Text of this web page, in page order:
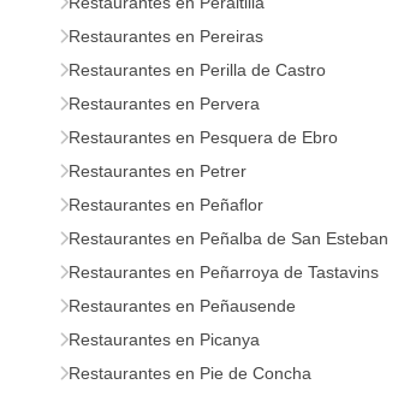
Restaurantes en Pereiras
Restaurantes en Perilla de Castro
Restaurantes en Pervera
Restaurantes en Pesquera de Ebro
Restaurantes en Petrer
Restaurantes en Peñaflor
Restaurantes en Peñalba de San Esteban
Restaurantes en Peñarroya de Tastavins
Restaurantes en Peñausende
Restaurantes en Picanya
Restaurantes en Pie de Concha